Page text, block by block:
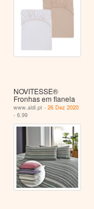
NOVITESSE®
Fronhas em flanela
www.aldi.pt -26 Dez 2020
- 6.99